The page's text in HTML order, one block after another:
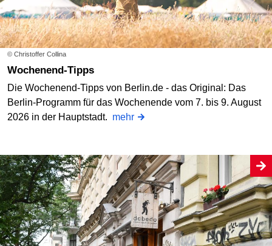
© Christoffer Collina
Wochenend-Tipps
Die Wochenend-Tipps von Berlin.de - das Original: Das
Berlin-Programm für das Wochenende vom 7. bis 9. August
2026 in der Hauptstadt. mehr